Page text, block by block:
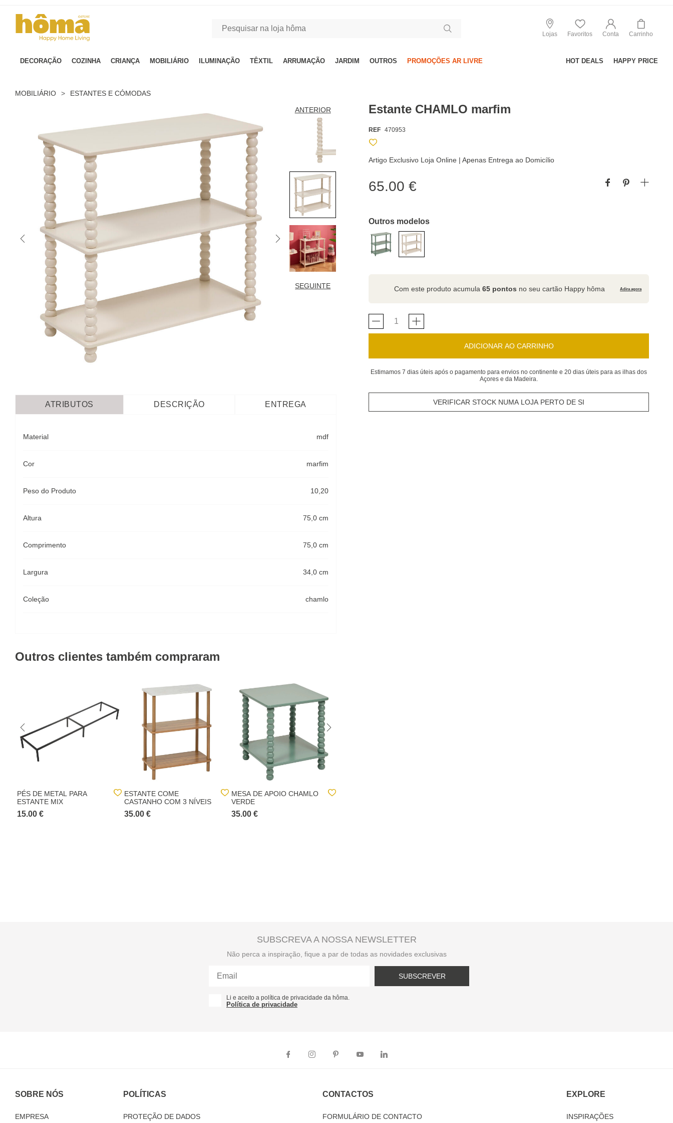
Lojas Favoritos Conta Carrinho
DECORAÇÃO COZINHA CRIANÇA MOBILIÁRIO ILUMINAÇÃO TÊXTIL ARRUMAÇÃO JARDIM OUTROS PROMOÇÕES AR LIVRE HOT DEALS HAPPY PRICE
MOBILIÁRIO > ESTANTES E CÓMODAS
ANTERIOR
SEGUINTE
Estante CHAMLO marfim
REF 470953
Artigo Exclusivo Loja Online | Apenas Entrega ao Domicílio
65.00 €
Outros modelos
Com este produto acumula65 pontos no seu cartão Happy hôma Adira agora
ADICIONAR AO CARRINHO
Estimamos 7 dias úteis após o pagamento para envios no continente e 20 dias úteis para as ilhas dos
Açores e da Madeira.
VERIFICAR STOCK NUMA LOJA PERTO DE SI
ATRIBUTOS DESCRIÇÃO ENTREGA
Material mdf
Cor marfim
Peso do Produto 10,20
Altura 75,0 cm
Comprimento 75,0 cm
Largura 34,0 cm
Coleção chamlo
Outros clientes também compraram
PÉS DE METAL PARA
ESTANTE MIX
15.00 €
ESTANTE COME
CASTANHO COM 3 NÍVEIS
35.00 €
MESA DE APOIO CHAMLO
VERDE
35.00 €
SUBSCREVA A NOSSA NEWSLETTER
Não perca a inspiração, fique a par de todas as novidades exclusivas
SUBSCREVER
Li e aceito a política de privacidade da hôma.
Política de privacidade
SOBRE NÓS
EMPRESA
POLÍTICAS
PROTEÇÃO DE DADOS
CONTACTOS
FORMULÁRIO DE CONTACTO
EXPLORE
INSPIRAÇÕES